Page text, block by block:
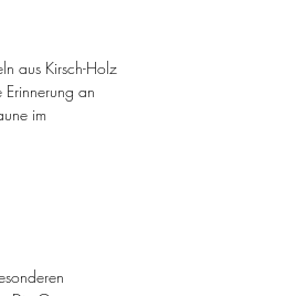
aus Kirsch-Holz
an
im